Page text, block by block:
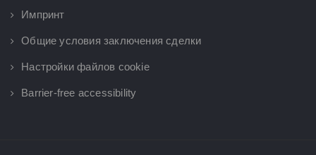
Импринт
Общие условия заключения сделки
Настройки файлов cookie
Barrier-free accessibility